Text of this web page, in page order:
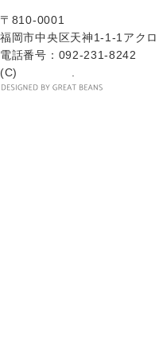
〒810-0001
福岡市中央区天神1-1-1アク
電話番号：092-231-8242
(C)